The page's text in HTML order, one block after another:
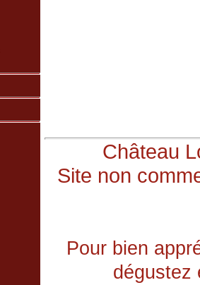
Château
Site non
Pour bien
dégustez